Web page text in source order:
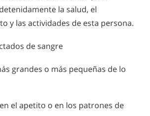
y efectos secundarios
la salud, el
y las actividades de esta persona.
de sangre
grandes o más pequeñas de lo
el apetito o en los patrones de